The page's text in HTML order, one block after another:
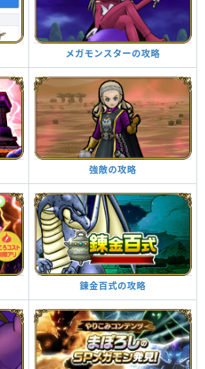
メガモンスターの攻略
強敵の攻略
錬金百式の攻略